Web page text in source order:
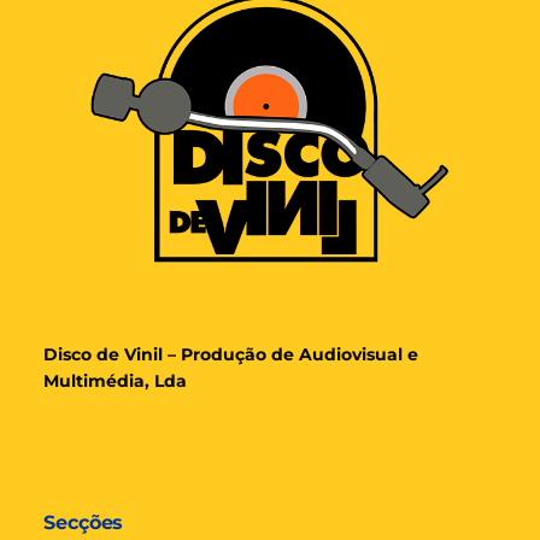
Disco de Vinil – Produção de Audiovisual e
Multimédia, Lda
Secções